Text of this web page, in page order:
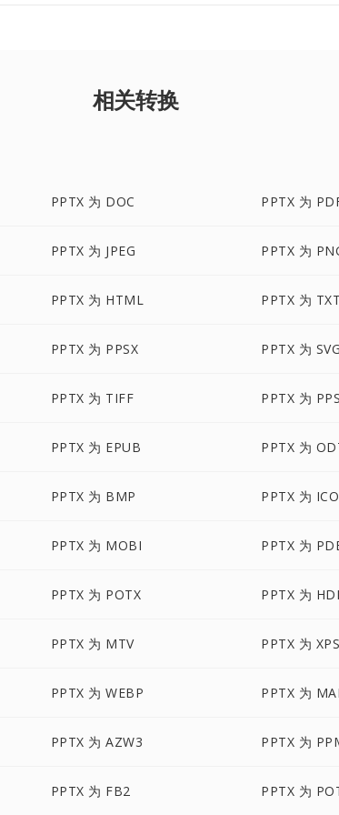
相关转换
PPTX 为 DOC PPTX 为
PPTX 为 JPEG PPTX 为
PPTX 为 HTML PPTX 为 TXT
PPTX 为 PPSX PPTX 为 SVG
PPTX 为 TIFF PPTX 为 PPS
PPTX 为 EPUB PPTX 为
PPTX 为 BMP PPTX 为 ICO
PPTX 为 MOBI PPTX 为
PPTX 为 POTX PPTX 为
PPTX 为 MTV PPTX 为 XPS
PPTX 为 WEBP PPTX 为
PPTX 为 AZW3 PPTX 为
PPTX 为 FB2 PPTX 为